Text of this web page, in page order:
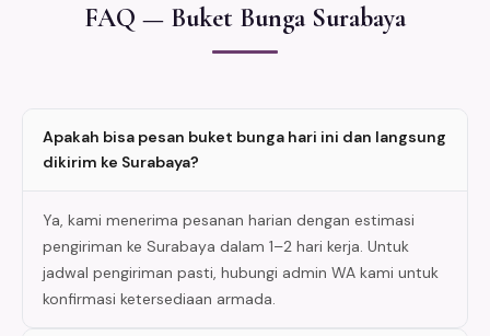
FAQ — Buket Bunga Surabaya
Apakah bisa pesan buket bunga hari ini dan langsung
dikirim ke Surabaya?
Ya, kami menerima pesanan harian dengan estimasi
pengiriman ke Surabaya dalam 1–2 hari kerja. Untuk
jadwal pengiriman pasti, hubungi admin WA kami untuk
konfirmasi ketersediaan armada.